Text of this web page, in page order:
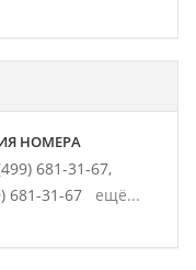
НОМЕРА
681-31-67,
681-31-67 ещё...